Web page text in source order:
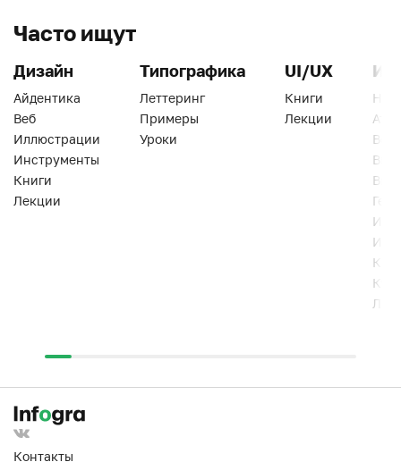
Часто ищут
Дизайн
Айдентика
Веб
Иллюстрации
Инструменты
Книги
Лекции
Типографика
Леттеринг
Примеры
Уроки
UI/UX
Книги
Лекции
Веб
Контакты